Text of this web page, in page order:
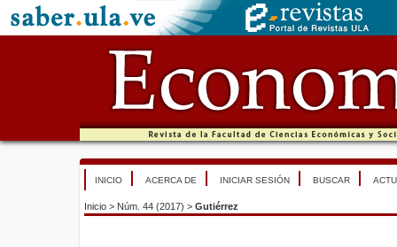
INICIO ACERCA DE INICIAR SESIÓN BUSCAR
Inicio > Núm. 44 (2017) > Gutiérrez